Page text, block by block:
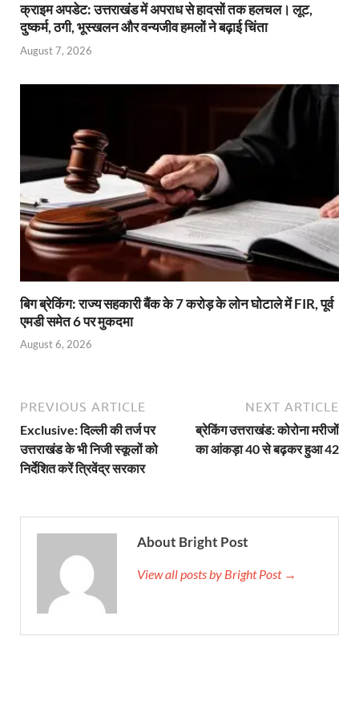
क्राइम अपडेट: उत्तराखंड में अपराध से हादसों तक हलचल। लूट,
दुष्कर्म, ठगी, भूस्खलन और वन्यजीव हमलों ने बढ़ाई चिंता
August 7, 2026
बिग ब्रेकिंग: राज्य सहकारी बैंक के 7 करोड़ के लोन घोटाले में FIR, पूर्व
एमडी समेत 6 पर मुकदमा
August 6, 2026
PREVIOUS ARTICLE
Exclusive: दिल्ली की तर्ज पर
उत्तराखंड के भी निजी स्कूलों को
निर्देशित करें त्रिवेंद्र सरकार
NEXT ARTICLE
ब्रेकिंग उत्तराखंड: कोरोना मरीजों
का आंकड़ा 40 से बढ़कर हुआ 42
About Bright Post
View all posts by Bright Post →